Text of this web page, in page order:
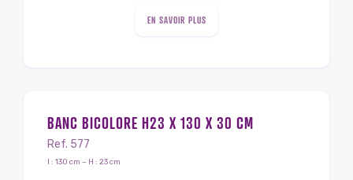
EN SAVOIR PLUS
BANC BICOLORE H23 X 130 X 30 CM
Ref. 577
l : 130 cm – H : 23 cm